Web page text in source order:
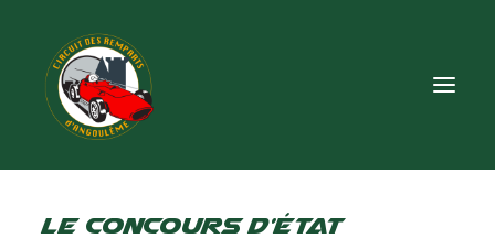
Edition 2026
Le concours d'état